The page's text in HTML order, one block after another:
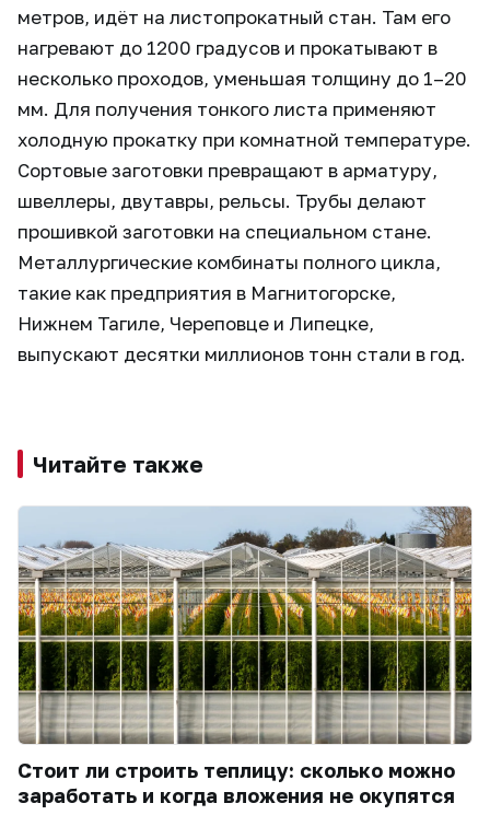
метров, идёт на листопрокатный стан. Там его
нагревают до 1200 градусов и прокатывают в
несколько проходов, уменьшая толщину до 1–20
мм. Для получения тонкого листа применяют
холодную прокатку при комнатной температуре.
Сортовые заготовки превращают в арматуру,
швеллеры, двутавры, рельсы. Трубы делают
прошивкой заготовки на специальном стане.
Металлургические комбинаты полного цикла,
такие как предприятия в Магнитогорске,
Нижнем Тагиле, Череповце и Липецке,
выпускают десятки миллионов тонн стали в год.
Читайте также
Стоит ли строить теплицу: сколько можно
заработать и когда вложения не окупятся